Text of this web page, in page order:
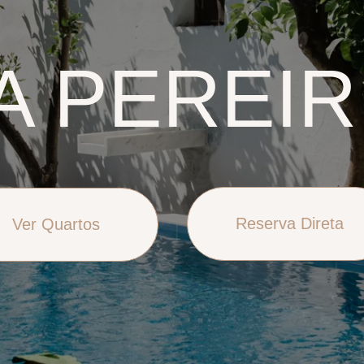
Ver Quartos Reserva Direta